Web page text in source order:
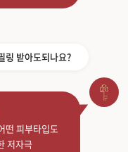
링 받아도되나요?
떤 피부타입도
저자극